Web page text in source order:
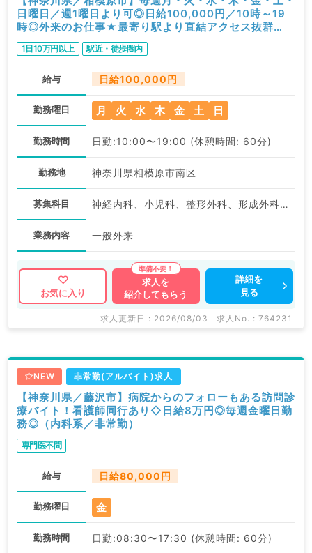
日曜日／週1曜日より可◎日給100,000円／10時～19
時◎外来のお仕事★最寄り駅より直結アクセス抜群
♪（内科系,外科系,皮膚科,小児科,総合診療科／非常勤）
1日10万円以上 駅近・徒歩圏内
給与 日給100,000円
勤務曜日 月 火 水 木 金 土 日
勤務時間 日勤:10:00〜19:00 (休憩時間: 60分)
勤務地 神奈川県相模原市南区
募集科目 神経内科、小児科、整形外科、形成外科、脳神経外科、呼吸器外科、心臓血管外科、皮膚科、泌尿器科、一般内科、循環器内科、呼吸器内科、消化器内科、内分泌・代謝内科、腎臓内科、血液内科、外科系全般、一般外科、消化器外科、乳腺外科、総合診療科、膠原病科、大腸・肛門外科
業務内容 一般外来
お気に入り
求人を
紹介してもらう
詳細を
見る
求人更新日 : 2026/08/03 求人No. : 764231
NEW 非常勤(アルバイト)求人
【神奈川県／藤沢市】病院からのフォローもある訪問診
療バイト！看護師同行あり◇日給8万円◎毎週金曜日勤
務◎（内科系／非常勤）
専門医不問
給与 日給80,000円
勤務曜日 金
勤務時間 日勤:08:30〜17:30 (休憩時間: 60分)